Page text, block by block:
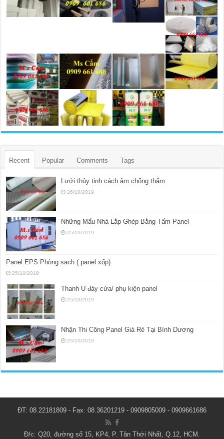
Recent Popular Comments Tags
Lưới thủy tinh cách âm chống thấm
26/10/2019
Những Mẩu Nhà Lắp Ghép Bằng Tấm Panel
25/10/2019
Panel EPS Phòng sạch ( panel xốp)
25/10/2019
Thanh U đáy cửa/ phụ kiện panel
25/10/2019
Nhận Thi Công Panel Giá Rẻ Tại Bình Dương
25/10/2019
ĐT: 08.22181809 - Fax: 08.36201219 - 0909805009 - 0909661686
Đ/c: Q20, đường số 15, KP4, P. Tân Thới Nhất, Q.12, HCM.